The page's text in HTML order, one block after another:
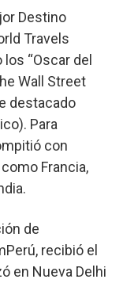
Destino
Travels
“Oscar del
Wall Street
destacado
Para
con
Francia,
de
recibió el
en Nueva Delhi